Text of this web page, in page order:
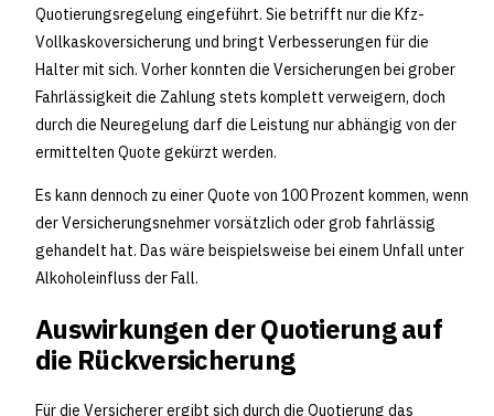
Quotierungsregelung eingeführt. Sie betrifft nur die Kfz-
Vollkaskoversicherung und bringt Verbesserungen für die
Halter mit sich. Vorher konnten die Versicherungen bei grober
Fahrlässigkeit die Zahlung stets komplett verweigern, doch
durch die Neuregelung darf die Leistung nur abhängig von der
ermittelten Quote gekürzt werden.
Es kann dennoch zu einer Quote von 100 Prozent kommen, wenn
der Versicherungsnehmer vorsätzlich oder grob fahrlässig
gehandelt hat. Das wäre beispielsweise bei einem Unfall unter
Alkoholeinfluss der Fall.
Auswirkungen der Quotierung auf
die Rückversicherung
Für die Versicherer ergibt sich durch die Quotierung das